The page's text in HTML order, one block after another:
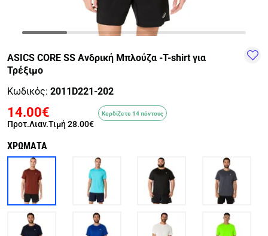
WALKINGTRAINING-WATER
ASICS CORE SS Ανδρική Μπλούζα -T-shirt για
Τρέξιμο
Κωδικός: 2011D221-202
14.00€
Προτ.Λιαν.Τιμή 28.00€
Κερδίζετε 14 πόντους
ΧΡΩΜΑΤΑ